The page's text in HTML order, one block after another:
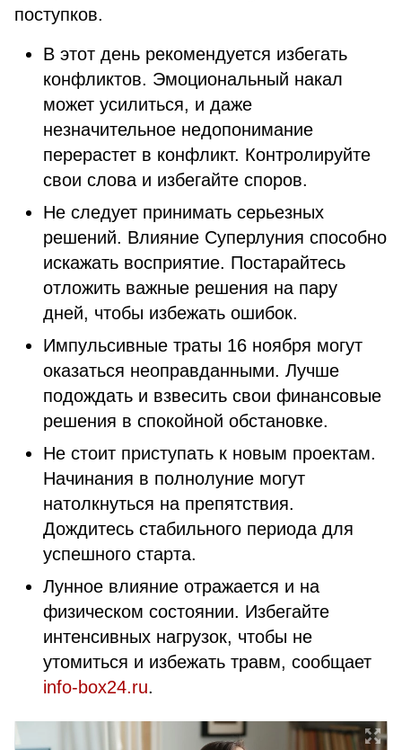
поступков.
В этот день рекомендуется избегать
конфликтов. Эмоциональный накал
может усилиться, и даже
незначительное недопонимание
перерастет в конфликт. Контролируйте
свои слова и избегайте споров.
Не следует принимать серьезных
решений. Влияние Суперлуния способно
искажать восприятие. Постарайтесь
отложить важные решения на пару
дней, чтобы избежать ошибок.
Импульсивные траты 16 ноября могут
оказаться неоправданными. Лучше
подождать и взвесить свои финансовые
решения в спокойной обстановке.
Не стоит приступать к новым проектам.
Начинания в полнолуние могут
натолкнуться на препятствия.
Дождитесь стабильного периода для
успешного старта.
Лунное влияние отражается и на
физическом состоянии. Избегайте
интенсивных нагрузок, чтобы не
утомиться и избежать травм, сообщает
info-box24.ru.